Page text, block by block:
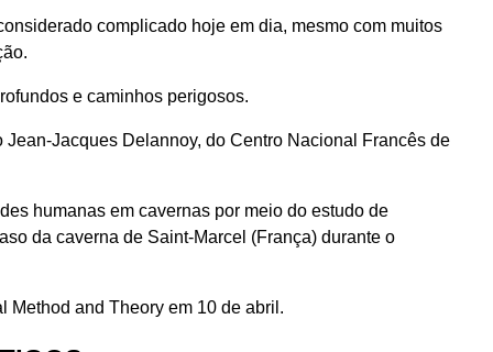
complicado hoje em dia, mesmo com muitos
e caminhos perigosos.
Jacques Delannoy, do Centro Nacional Francês de
humanas em cavernas por meio do estudo de
da caverna de Saint-Marcel (França) durante o
Method and Theory em 10 de abril.